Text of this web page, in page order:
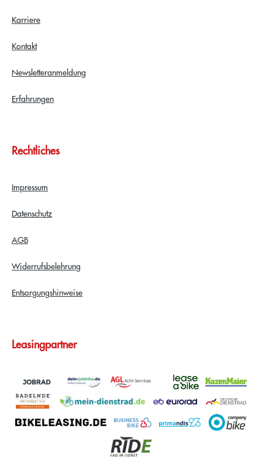
Karriere
Kontakt
Newsletteranmeldung
Erfahrungen
Rechtliches
Impressum
Datenschutz
AGB
Widerrufsbelehrung
Entsorgungshinweise
Leasingpartner